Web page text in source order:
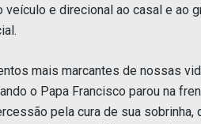
veículo e direcional ao casal e ao
mais marcantes de nossas
o Papa Francisco parou na
pela cura de sua sobrinha,